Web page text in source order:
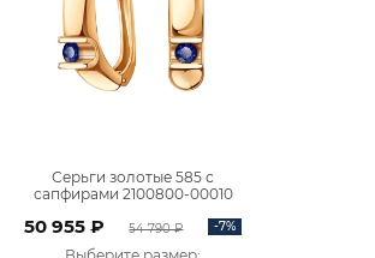
Серьги золотые 585 с
сапфирами 2100800-00010
50 955 ₽ 54 790 ₽ -7%